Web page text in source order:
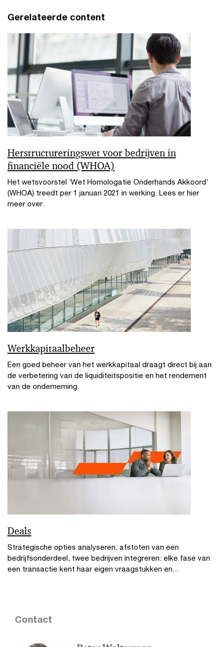
Gerelateerde content
Herstructureringswet voor bedrijven in
financiële nood (WHOA)
Het wetsvoorstel ‘Wet Homologatie Onderhands Akkoord’
(WHOA) treedt per 1 januari 2021 in werking. Lees er hier
meer over.
Werkkapitaalbeheer
Een goed beheer van het werkkapitaal draagt direct bij aan
de verbetering van de liquiditeitspositie en het rendement
van de onderneming.
Deals
Strategische opties analyseren, afstoten van een
bedrijfsonderdeel, twee bedrijven integreren: elke fase van
een transactie kent haar eigen vraagstukken en...
Contact